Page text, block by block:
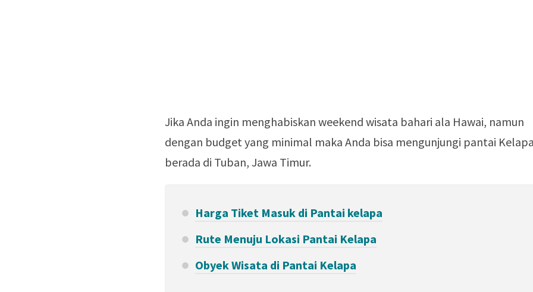
Jika Anda ingin menghabiskan weekend wisata bahari ala Hawai, namun
dengan budget yang minimal maka Anda bisa mengunjungi pantai Kelapa
berada di Tuban, Jawa Timur.
Harga Tiket Masuk di Pantai kelapa
Rute Menuju Lokasi Pantai Kelapa
Obyek Wisata di Pantai Kelapa